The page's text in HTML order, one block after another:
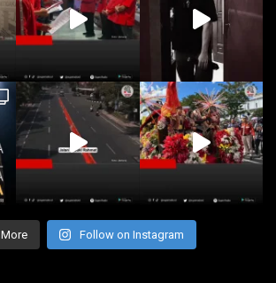
Follow on Instagram